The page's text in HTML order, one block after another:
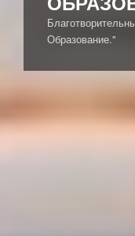
Образование."